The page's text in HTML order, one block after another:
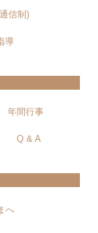
信制)
導
年間行事
Q & A
へ